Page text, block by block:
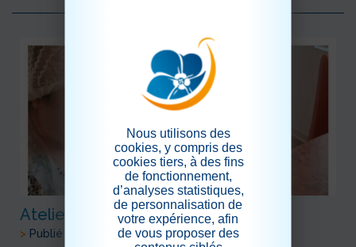
Atelier Culinaire au Pasa !
> Publié le 27/04/2026
Nous utilisons des
cookies, y compris des
cookies tiers, à des fins
de fonctionnement,
d’analyses statistiques,
de personnalisation de
votre expérience, afin
de vous proposer des